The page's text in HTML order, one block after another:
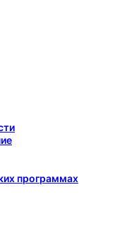
программах